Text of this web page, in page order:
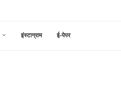
इंस्टाग्राम ई-पेपर